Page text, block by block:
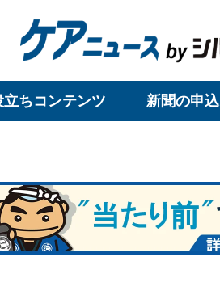
立ちコンテンツ 新聞の申込